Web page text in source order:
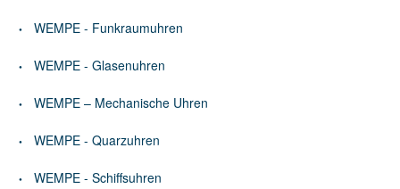
WEMPE - Funkraumuhren
WEMPE - Glasenuhren
WEMPE – Mechanische Uhren
WEMPE - Quarzuhren
WEMPE - Schiffsuhren